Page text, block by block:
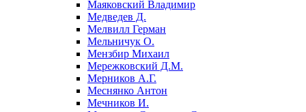
Маяковский Владимир
Медведев Д.
Мелвилл Герман
Мельничук О.
Мензбир Михаил
Мережковский Д.М.
Мерников А.Г.
Меснянко Антон
Мечников И.